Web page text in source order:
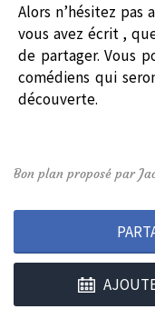
Alors n’hésitez
vous avez écrit ,
de partager. Vous
comédiens qui
découverte.
Bon plan proposé par